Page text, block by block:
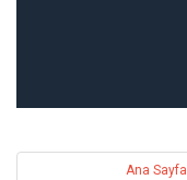
Ana Sayfa